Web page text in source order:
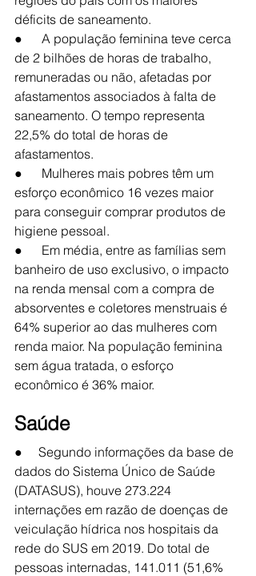
déficits de saneamento.
●      A população feminina teve cerca
de 2 bilhões de horas de trabalho,
remuneradas ou não, afetadas por
afastamentos associados à falta de
saneamento. O tempo representa
22,5% do total de horas de
afastamentos.
●      Mulheres mais pobres têm um
esforço econômico 16 vezes maior
para conseguir comprar produtos de
higiene pessoal.
●      Em média, entre as famílias sem
banheiro de uso exclusivo, o impacto
na renda mensal com a compra de
absorventes e coletores menstruais é
64% superior ao das mulheres com
renda maior. Na população feminina
sem água tratada, o esforço
econômico é 36% maior.
Saúde
●     Segundo informações da base de
dados do Sistema Único de Saúde
(DATASUS), houve 273.224
internações em razão de doenças de
veiculação hídrica nos hospitais da
rede do SUS em 2019. Do total de
pessoas internadas, 141.011 (51,6%